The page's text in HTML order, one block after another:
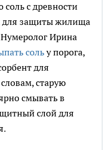
с древности
для защиты жилища
Ирина
сольу порога,
для
старую
смывать в
слой для